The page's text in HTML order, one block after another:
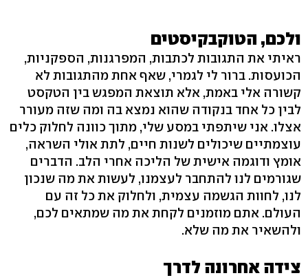
ולכם, הטוקבקיסטים
ראיתי את התגובות לכתבות, המפרגנות, הספקניות,
הכועסות. ברור לי לגמרי, שאף אחת מהתגובות לא
קשורה אלי באמת, אלא תוצאת המפגש בין הטקסט
לבין כל אחד בנקודה שהוא נמצא בה ומה שזה מעורר
אצלו. אני שיתפתי במסע שלי, מתוך כוונה לחלוק כלים
עוצמתיים שיכולים לשנות חיים, לתת אולי השראה,
אומץ ודוגמה אישית של הליכה אחרי הלב. הדברים
שגורמים לנו להתחבר לעצמנו, לעשות את מה שנכון
לנו, לחוות הגשמה עצמית, ולחלוק את כל זה עם
העולם. אתם מוזמנים לקחת את מה שמתאים לכם,
ולהשאיר את מה שלא.
צידה אחרונה לדרך